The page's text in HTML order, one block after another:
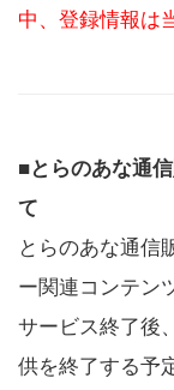
中、登録情報は
■とらのあな通
て
とらのあな通信
ー関連コンテン
サービス終了後
供を終了する予